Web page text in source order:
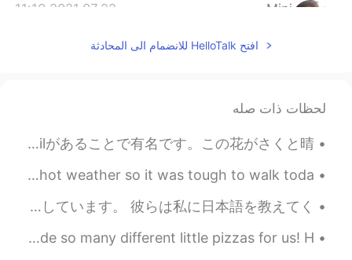
Mini
2021.07.22 11:10
お久しぶりです。 温暖化による気温の上昇
ます。 カナダのヒートウェーブの記事も読
か？
ernest
2021.07.22 10:24
@にゃりんこ
多いだね😰大変。
にゃりんこ
2021.07.22 10:20
افتح HelloTalk للانضمام الى المحادثة
لحظات ذات صله
仕事が終わった後で毎日ポケモンGOを遊びながら歩きに行きます。この花というのはDaffodilということです。晴れの時、イギリスにはたくさんDaffodilがあることで有名です。この花がさくと晴...
경복궁에 갔어요! 너무 예뻤어요! 근데 진짜 더웠어요 ㅠㅠ 나는 피곤했고 발이 아파요🥲 i hate hot weather so it was tough to walk toda...
私は日本に一人で住んでいます。 しかし、このアプリの何人かの人々は私にとても親切です。 時々私の想像上の世界で私は彼らを私の家族として感じます。本当に感謝しています。 彼らは私に日本語を教えてく...
We ate dinner at our friend's house last night! He made so many different little pizzas for us! H...